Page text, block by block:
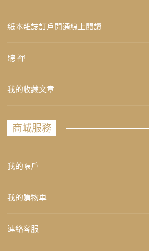
紙本雜誌訂戶開通線上閱讀
聽 禪
我的收藏文章
商城服務
我的帳戶
我的購物車
連絡客服